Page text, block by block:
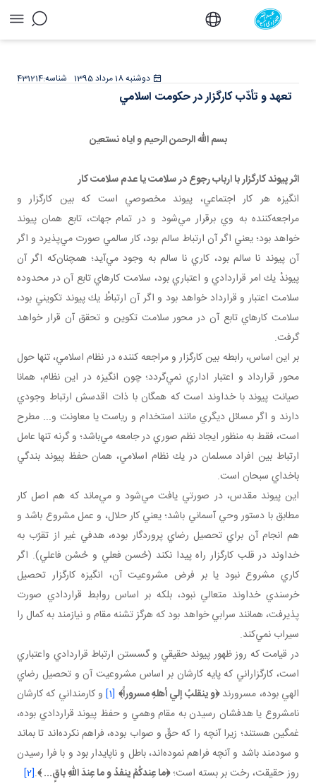
تعهد و تأدّب كارگزار در حكومت اسلامي - دفتر
دوشنبه 18 مرداد 1395 431214شناسه:
تعهد و تأدّب كارگزار در حكومت اسلامي
بسم اللّه الرحمن الرحيم و اياه نستعين
اثر پيوند کارگزار با ارباب رجوع در سلامت يا عدم سلامت کار
انگيزه هر كار اجتماعي، پيوند مخصوصي است كه بين كارگزار و
مراجعهكننده به وي برقرار مي‌شود و در تمام جهات، تابع همان پيوند
خواهد بود؛ يعني اگر آن ارتباط سالم بود، كار سالمي صورت مي‌پذيرد و اگر
آن پيوند نا سالم بود، كاري نا سالم به وجود مي‌آيد؛ همچنان‌كه اگر آن
پيوندْ يك امر قراردادي و اعتباري بود، سلامت كارهاي تابع آن در محدوده
سلامت اعتبار و قرارداد خواهد بود و اگر آن ارتباطْ يك پيوند تكويني بود،
سلامت كارهاي تابع آن در محور سلامت تكوين و تحقق آن قرار خواهد
گرفت.
بر اين اساس، رابطه بين كارگزار و مراجعه كننده در نظام اسلامي، تنها حول
محور قرارداد و اعتبار اداري نمي‌گردد؛ چون انگيزه در اين نظام، همانا
صيانت پيوند با خداوند است كه همگان با ذات اقدسش ارتباط وجودي
دارند و اگر مسائل ديگري مانند استخدام و رياست يا معاونت و... مطرح
است، فقط به منظور ايجاد نظم صوري در جامعه مي‌باشد؛ و گرنه تنها عامل
ارتباط بين افراد مسلمان در يك نظام اسلامي، همان حفظ پيوند بندگي
باخداي سبحان است.
اين پيوند مقدس، در صورتي يافت مي‌شود و مي‌ماند كه هم اصل كار
مطابق با دستور وحي آسماني باشد؛ يعني كار حلال، و عمل مشروع باشد و
هم انجام آن براي تحصيل رضاي پروردگار بوده، هدفي غير از تقرّب به
خداوند در قلب كارگزار راه پيدا نكند (حُسن فعلي و حُسْن فاعلي). اگر
كاري مشروع نبود يا بر فرض مشروعيت آن، انگيزه كارگزار تحصيل
خرسندي خداوند متعالي نبود، بلكه بر اساس روابط قراردادي صورت
پذيرفت، همانند سرابي خواهد بود كه هرگز تشنه مقام و نيازمند به كمال را
سيراب نمي‌كند.
در قيامت كه روز ظهور پيوند حقيقي و گسستن ارتباط قراردادي واعتباري
است، كارگزاراني كه پايه كارشان بر اساس مشروعيت آن و تحصيل رضاي
الهي بوده، مسرورند﴿و ينقلبُ إلي أهلهِ مسروراً﴾ [1]و كارمنداني كه كارشان
نامشروع يا هدفشان رسيدن به مقام وهمي و حفظ پيوند قراردادي بوده،
غمگين هستند؛ زيرا آنچه را كه حقّ و صواب بوده، فراهم نكرده‌اند تا بماند
و سودمند باشد و آنچه فراهم نموده‌اند، باطل و ناپايدار بود و با فرا رسيدن
روز حقيقت، رخت بر بسته است؛﴿ما عِندكُمْ ينفدُ و ما عِندَ اللّهِ باقٍ... ﴾.
[2]